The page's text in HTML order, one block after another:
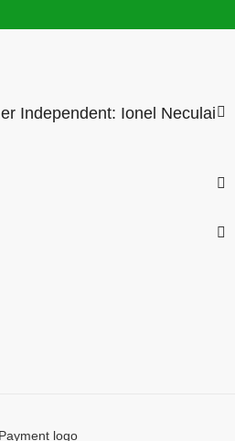
Independent: Ionel Neculai